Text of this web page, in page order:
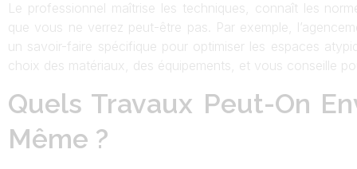
Le professionnel maîtrise les techniques, connaît les
que vous ne verrez peut-être pas. Par exemple,
un savoir-faire spécifique pour optimiser les espaces
choix des matériaux, des équipements, et vous conseille
Quels Travaux Peut-On
Même ?